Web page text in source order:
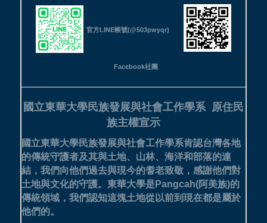
官方LINE帳號(@503pwyqr)
Facebook社團
國立東華大學民族發展與社會工作學系 原住民
族主權宣示
國立東華大學民族發展與社會工作學系肯認台灣各地
的傳統守護者及其與土地、山林、海洋和部落的連
結，我們向他們過去與現今的耆老致敬，感謝他們對
土地與文化的守護。 東華大學是Pangcah(阿美族)的
傳統領域，我們認知這塊土地從以前到現在都是屬於
他們的。